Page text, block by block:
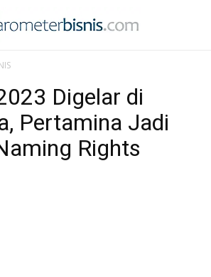
Digelar di
Pertamina Jadi
Rights